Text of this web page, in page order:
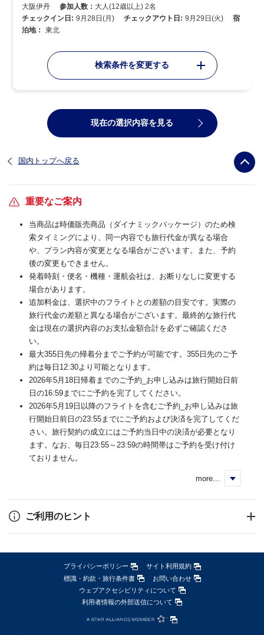
大阪伊丹
参加人数： 大人(12歳以上) 2名
チェックイン日: 9月28日(月) チェックアウト日: 9月29日(火)
宿
泊地： 東北
検索条件を変更する
現在の選択内容を見る
国内トップへ戻る
重要なご案内
当商品は時価販売商品（ダイナミックパッケージ）のため検
索タイミングにより、同一内容でも旅行代金が異なる場合
や、プラン内容が変更となる場合がございます。また、予約
後の変更もできません。
発着時刻・便名・機種・運航会社は、お断りなしに変更する
場合があります。
追加料金は、選択中のフライトとの差額の目安です。実際の
旅行代金の差額と異なる場合がございます。最終的な旅行代
金は現在の選択内容のお支払金額合計を必ずご確認くださ
い。
最大355日先の帰着分までご予約が可能です。355日先のご予
約は毎日12:30より可能となります。
2026年5月18日帰着までのご予約_お申し込みは旅行開始日前
日の16:59までにご予約を完了してください。
2026年5月19日以降のフライトを含むご予約_お申し込みは旅
行開始日前日の23:55までにご予約および決済を完了してくだ
さい。旅行契約の成立にはご予約当日中の決済が必要となり
ます。なお、毎日23:55～23:59の時間帯はご予約を受け付け
ておりません。
more...
ご利用のヒント
プライバシーポリシー
サイト利用規約
標識・約款・旅行条件書
お問い合わせ
ウェブアクセシビリティについて
利用者情報の外部送信について